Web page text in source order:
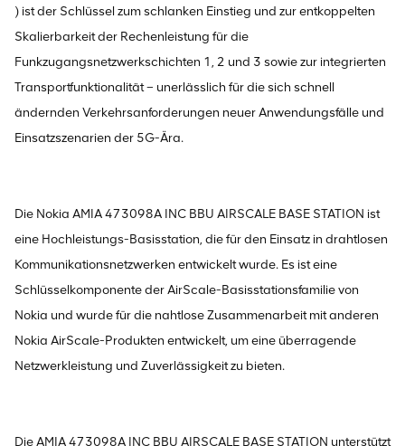
) ist der Schlüssel zum schlanken Einstieg und zur entkoppelten
Skalierbarkeit der Rechenleistung für die
Funkzugangsnetzwerkschichten 1, 2 und 3 sowie zur integrierten
Transportfunktionalität – unerlässlich für die sich schnell
ändernden Verkehrsanforderungen neuer Anwendungsfälle und
Einsatzszenarien der 5G-Ära.
Die Nokia AMIA 473098A INC BBU AIRSCALE BASE STATION ist
eine Hochleistungs-Basisstation, die für den Einsatz in drahtlosen
Kommunikationsnetzwerken entwickelt wurde. Es ist eine
Schlüsselkomponente der AirScale-Basisstationsfamilie von
Nokia und wurde für die nahtlose Zusammenarbeit mit anderen
Nokia AirScale-Produkten entwickelt, um eine überragende
Netzwerkleistung und Zuverlässigkeit zu bieten.
Die AMIA 473098A INC BBU AIRSCALE BASE STATION unterstützt